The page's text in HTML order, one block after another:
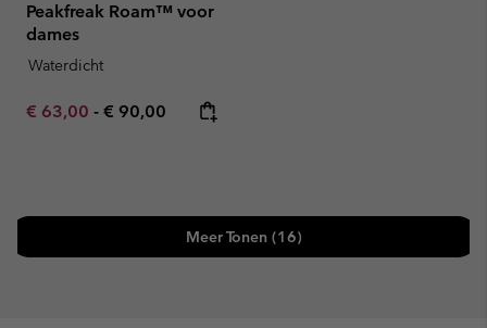
Peakfreak Roam™ voor
dames
Waterdicht
Minimum sale price:
€ 63,00 - Maximum price:
€ 90,00
Meer Tonen (16)